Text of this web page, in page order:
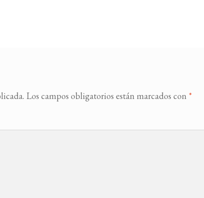
Los campos obligatorios están marcados con *